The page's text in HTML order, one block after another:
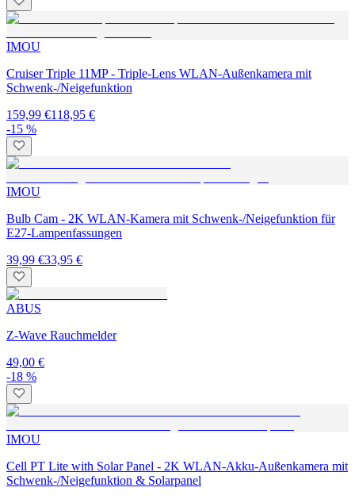
IMOU
Cruiser Triple 11MP - Triple-Lens WLAN-Außenkamera mit
Schwenk-/Neigefunktion
159,99 €118,95 €
-15 %
IMOU
Bulb Cam - 2K WLAN-Kamera mit Schwenk-/Neigefunktion für
E27-Lampenfassungen
39,99 €33,95 €
ABUS
Z-Wave Rauchmelder
49,00 €
-18 %
IMOU
Cell PT Lite with Solar Panel - 2K WLAN-Akku-Außenkamera mit
Schwenk-/Neigefunktion & Solarpanel